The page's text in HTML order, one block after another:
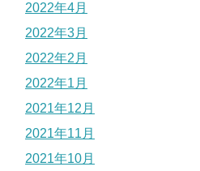
2022年4月
2022年3月
2022年2月
2022年1月
2021年12月
2021年11月
2021年10月